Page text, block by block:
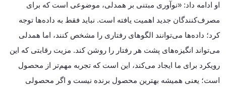
او ادامه داد: «نوآوری مبتنی بر همدلی، موضوعی است که برای
مصرف‌کنندگان جدید اهمیت یافته است. نباید فقط به داده‌ها توجه
کرد؛ داده‌ها می‌توانند الگوهای رفتاری را مشخص کنند، اما همدلی
می‌تواند انگیزه‌های پشت هر رفتار را روشن کند. مزیت رقابتی که این
رویکرد برای ما ایجاد می‌کند، این است که تجربه مهم‌تر از محصول
است؛ یعنی همیشه بهترین محصول برنده نیست و اگر محصولی